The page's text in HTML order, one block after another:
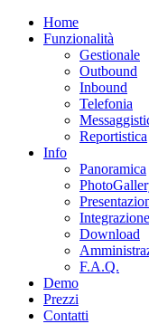
Home
Funzionalità
Gestionale
Outbound
Inbound
Telefonia
Reportistica
Info
Panoramica
Integrazione
Download
F.A.Q.
Demo
Prezzi
Contatti